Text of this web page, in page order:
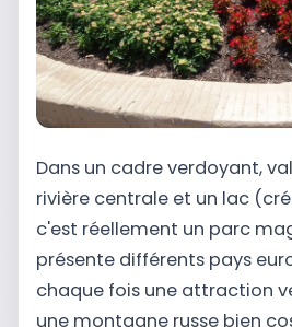
Dans un cadre verdoyant,
rivière centrale et un lac
c'est réellement un parc
présente différents pays
chaque fois une attraction
une montagne russe bien